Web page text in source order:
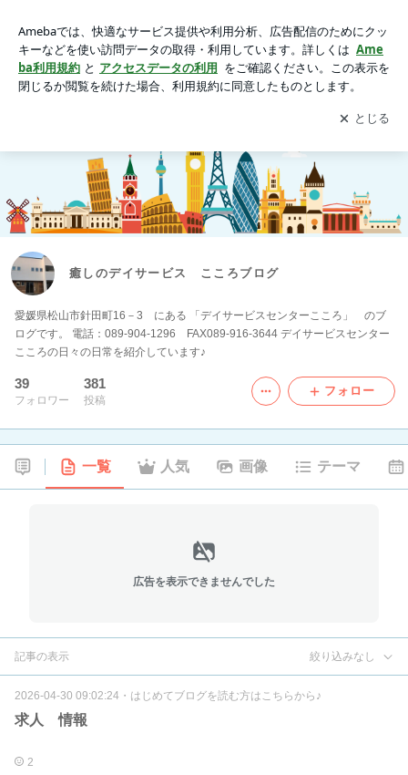
アプリをダウンロードして ブログの更新通知
を受け取りまし
ょう。
開く
癒しのデイサービス こころブログ
愛媛県松山市針田町16－3 にある 「デイサービスセンターこころ」 のブ
ログです。 電話：089-904-1296 FAX089-916-3644 デイサービスセンター
こころの日々の日常を紹介しています♪
39
フォロワー
381
投稿
フォロー
一覧 人気 画像 テーマ
広告を表示できませんでした
記事の表示 絞り込みなし
2026-04-30 09:02:24 ・ はじめてブログを読む方はこちらから♪
求人 情報
2